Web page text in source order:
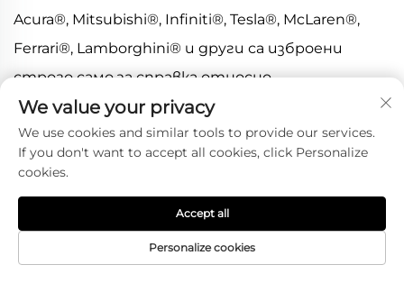
Acura®, Mitsubishi®, Infiniti®, Tesla®, McLaren®,
Ferrari®, Lamborghini® и други са изброени
строго само за справка относно
съвместимостта.
>Всички търговски марки, имена на брандове и
логотипи са собственост на съответните
им притежатели.
Тяхното включване има за цел единствено да
помогне на клиентите да идентифицират
We value your privacy
We use cookies and similar tools to provide our services.
If you don't want to accept all cookies, click Personalize
cookies.
Personalize cookies
Accept all